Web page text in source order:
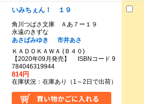
いみちぇん！ １９
角川つばさ文庫 Ａあ７ー１９
永遠のきずな
あさばみゆき
市井あさ
ＫＡＤＯＫＡＷＡ (Ｂ４０)
【2020年09月発売】 ISBNコード 9
784046319944
814円
在庫状況：在庫あり（1～2日で出荷）